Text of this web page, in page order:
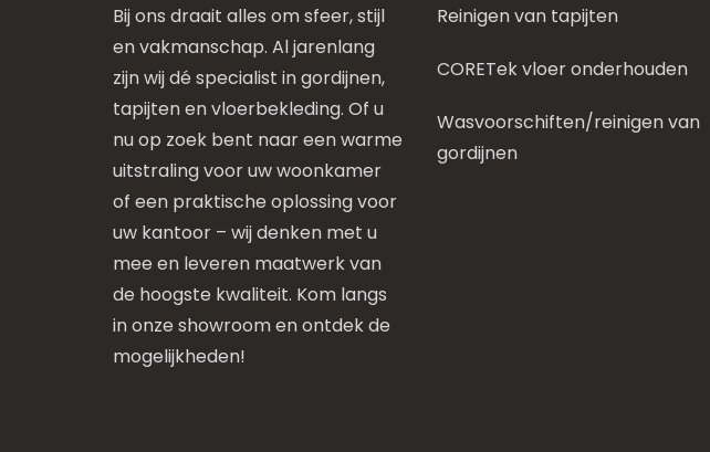
Bij ons draait alles om sfeer, stijl
en vakmanschap. Al jarenlang
zijn wij dé specialist in gordijnen,
tapijten en vloerbekleding. Of u
nu op zoek bent naar een warme
uitstraling voor uw woonkamer
of een praktische oplossing voor
uw kantoor – wij denken met u
mee en leveren maatwerk van
de hoogste kwaliteit. Kom langs
in onze showroom en ontdek de
mogelijkheden!
Reinigen van tapijten
CORETek vloer onderhouden
Wasvoorschiften/reinigen van
gordijnen